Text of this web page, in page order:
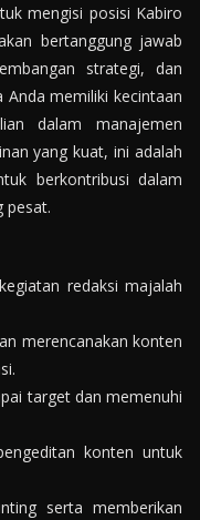
mengisi posisi Kabiro
bertanggung jawab
strategi, dan
Anda memiliki kecintaan
dalam manajemen
yang kuat, ini adalah
berkontribusi dalam
pesat.
redaksi majalah
merencanakan konten
target dan memenuhi
konten untuk
serta memberikan